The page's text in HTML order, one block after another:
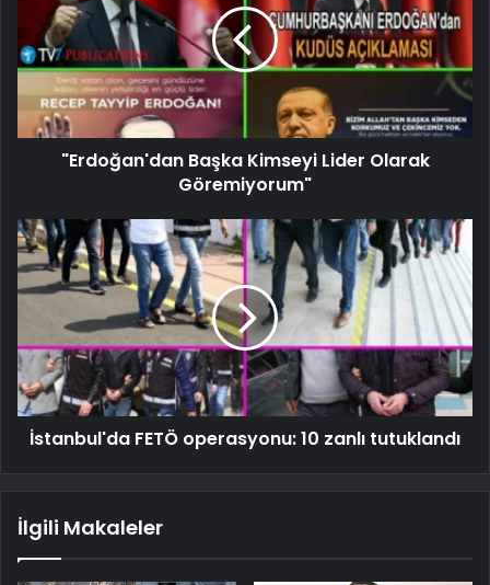
"Erdoğan'dan Başka Kimseyi Lider Olarak
Göremiyorum"
İstanbul'da FETÖ operasyonu: 10 zanlı tutuklandı
İlgili Makaleler